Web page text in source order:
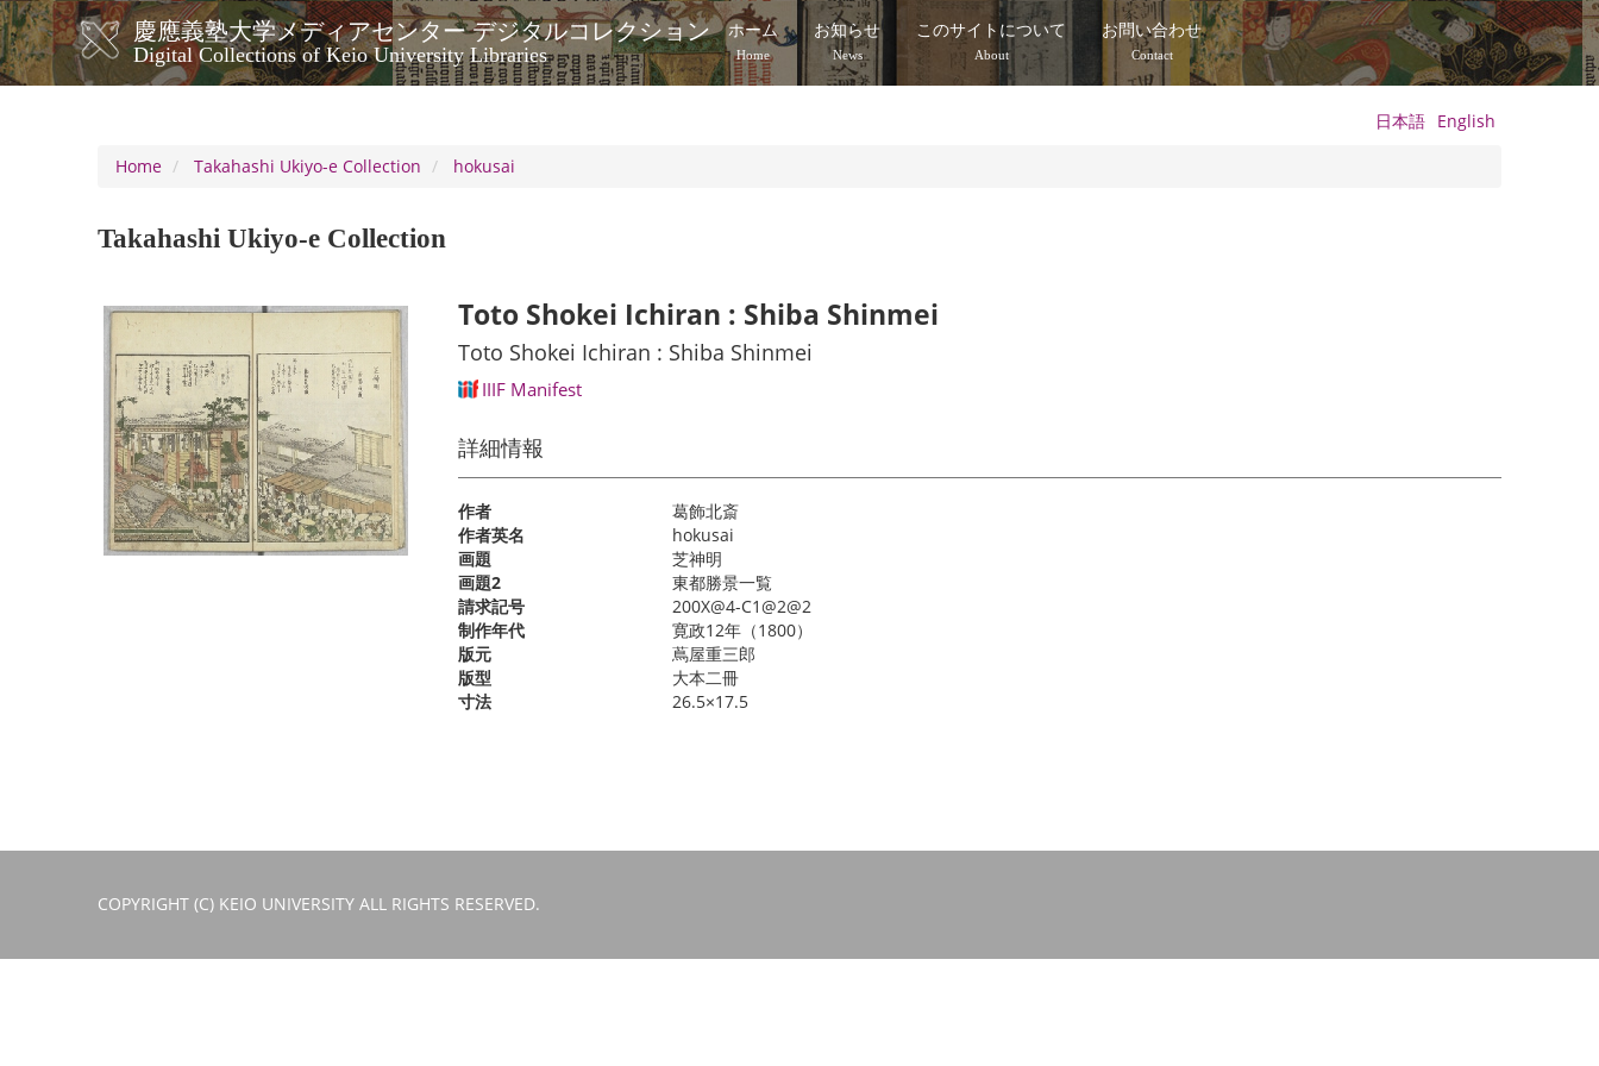
Skip
to
main
content
慶應義塾大学メディアセンター デジタルコレクション
Digital Collections of Keio University Libraries
メ
イ
ビ
シ
ン
ホーム
Home
お知らせ
News
このサイトについて
About
お問い合わせ
Contact
日本語 English
Home
Takahashi Ukiyo-e Collection hokusai
Takahashi Ukiyo-e Collection
Toto Shokei Ichiran : Shiba Shinmei
Toto Shokei Ichiran : Shiba Shinmei
IIIF Manifest
詳細情報
作者
葛飾北斎
作者英名
hokusai
画題
芝神明
画題2
東都勝景一覧
請求記号
200X@4-C1@2@2
制作年代
寛政12年（1800）
版元
蔦屋重三郎
版型
大本二冊
寸法
26.5×17.5
COPYRIGHT (C) KEIO UNIVERSITY ALL RIGHTS RESERVED.